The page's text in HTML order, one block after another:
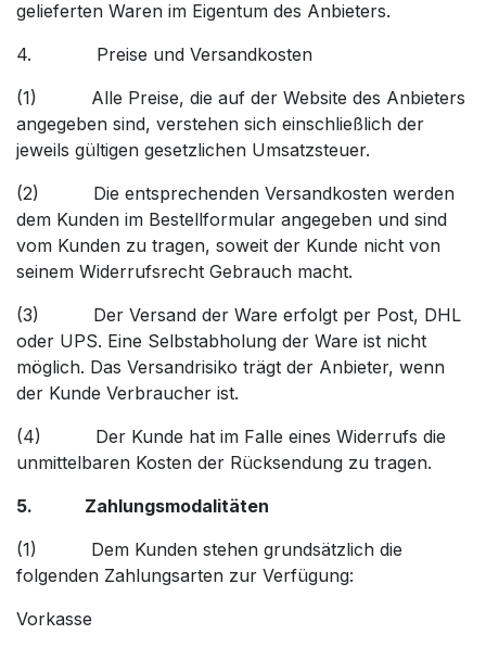
gelieferten Waren im Eigentum des Anbieters.
4. Preise und Versandkosten
(1) Alle Preise, die auf der Website des Anbieters
angegeben sind, verstehen sich einschließlich der
jeweils gültigen gesetzlichen Umsatzsteuer.
(2) Die entsprechenden Versandkosten werden
dem Kunden im Bestellformular angegeben und sind
vom Kunden zu tragen, soweit der Kunde nicht von
seinem Widerrufsrecht Gebrauch macht.
(3) Der Versand der Ware erfolgt per Post, DHL
oder UPS. Eine Selbstabholung der Ware ist nicht
möglich. Das Versandrisiko trägt der Anbieter, wenn
der Kunde Verbraucher ist.
(4) Der Kunde hat im Falle eines Widerrufs die
unmittelbaren Kosten der Rücksendung zu tragen.
5. Zahlungsmodalitäten
(1) Dem Kunden stehen grundsätzlich die
folgenden Zahlungsarten zur Verfügung:
Vorkasse